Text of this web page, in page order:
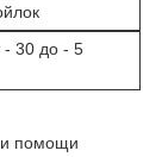
- 30 до - 5
помощи